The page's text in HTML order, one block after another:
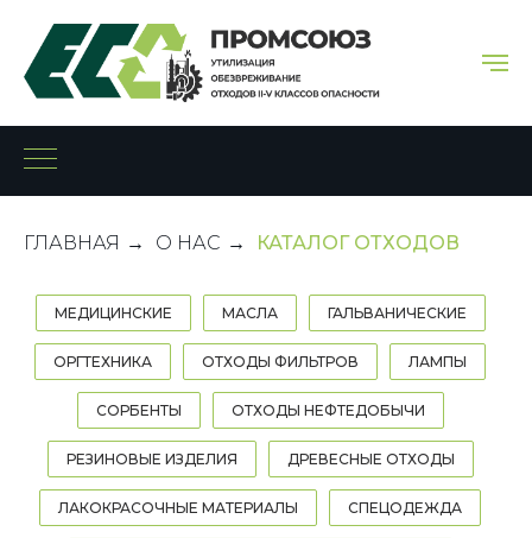
ГЛАВНАЯ → О НАС → КАТАЛОГ ОТХОДОВ
МЕДИЦИНСКИЕ МАСЛА ГАЛЬВАНИЧЕСКИЕ
ОРГТЕХНИКА ОТХОДЫ ФИЛЬТРОВ ЛАМПЫ
СОРБЕНТЫ ОТХОДЫ НЕФТЕДОБЫЧИ
РЕЗИНОВЫЕ ИЗДЕЛИЯ ДРЕВЕСНЫЕ ОТХОДЫ
ЛАКОКРАСОЧНЫЕ МАТЕРИАЛЫ СПЕЦОДЕЖДА